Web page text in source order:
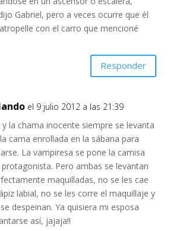
Gabriel, pero a veces ocurre que él
con el carro que mencioné
Responder
el 9 julio 2012 a las 21:39
y la chama inocente siempre se levanta
cama enrollada en la sábana para
La vampiresa se pone la camisa
protagonista. Pero ambas se levantan
maquilladas, no se les cae
labial, no se les corre el maquillaje y
despeinan. Ya quisiera mi esposa
así, jajaja!!